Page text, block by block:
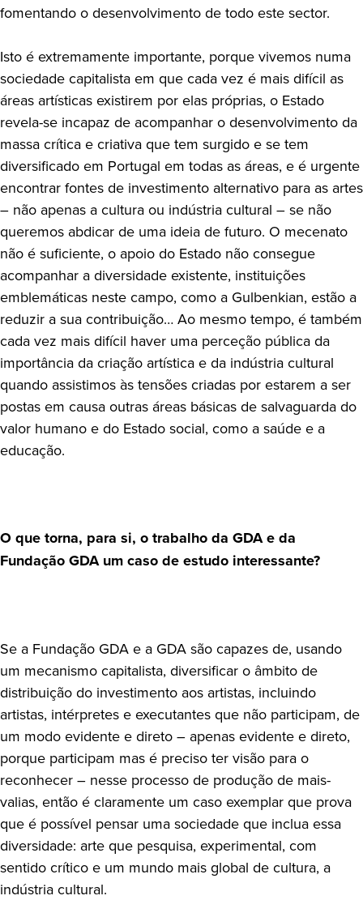
fomentando o desenvolvimento de todo este sector.
Isto é extremamente importante, porque vivemos numa
sociedade capitalista em que cada vez é mais difícil as
áreas artísticas existirem por elas próprias, o Estado
revela-se incapaz de acompanhar o desenvolvimento da
massa crítica e criativa que tem surgido e se tem
diversificado em Portugal em todas as áreas, e é urgente
encontrar fontes de investimento alternativo para as artes
– não apenas a cultura ou indústria cultural – se não
queremos abdicar de uma ideia de futuro. O mecenato
não é suficiente, o apoio do Estado não consegue
acompanhar a diversidade existente, instituições
emblemáticas neste campo, como a Gulbenkian, estão a
reduzir a sua contribuição… Ao mesmo tempo, é também
cada vez mais difícil haver uma perceção pública da
importância da criação artística e da indústria cultural
quando assistimos às tensões criadas por estarem a ser
postas em causa outras áreas básicas de salvaguarda do
valor humano e do Estado social, como a saúde e a
educação.
O que torna, para si, o trabalho da GDA e da
Fundação GDA um caso de estudo interessante?
Se a Fundação GDA e a GDA são capazes de, usando
um mecanismo capitalista, diversificar o âmbito de
distribuição do investimento aos artistas, incluindo
artistas, intérpretes e executantes que não participam, de
um modo evidente e direto – apenas evidente e direto,
porque participam mas é preciso ter visão para o
reconhecer – nesse processo de produção de mais-
valias, então é claramente um caso exemplar que prova
que é possível pensar uma sociedade que inclua essa
diversidade: arte que pesquisa, experimental, com
sentido crítico e um mundo mais global de cultura, a
indústria cultural.